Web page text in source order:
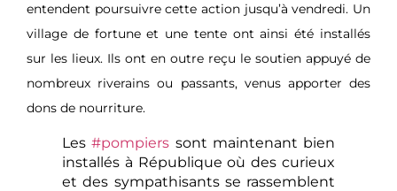
entendent poursuivre cette action jusqu’à vendredi. Un
village de fortune et une tente ont ainsi été installés
sur les lieux. Ils ont en outre reçu le soutien appuyé de
nombreux riverains ou passants, venus apporter des
dons de nourriture.
Les#pompiers sont maintenant bien
installés à République où des curieux
et des sympathisants se rassemblent